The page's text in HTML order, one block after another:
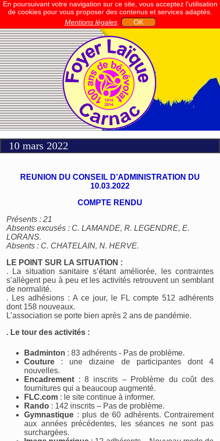
En poursuivant votre navigation sur ce site, vous acceptez l'utilisation
de cookies pour vous proposer des contenus et services adaptés.
Mentions légales. OK
10 mars 2022
REUNION DU CONSEIL D’ADMINISTRATION DU
10.03.2022
COMPTE RENDU
Présents : 21
Absents excusés : C. LAMANDE, R. LEGENDRE, E.
LORANS.
Absents : C. CHATELAIN, N. HERVE.
LE POINT SUR LA SITUATION :
. La situation sanitaire s’étant améliorée, les contraintes
s’allègent peu à peu et les activités retrouvent un semblant
de normalité.
. Les adhésions : A ce jour, le FL compte 512 adhérents
dont 158 nouveaux.
L’association se porte bien après 2 ans de pandémie.
. Le tour des activités :
Badminton : 83 adhérents - Pas de problème.
Couture : une dizaine de participantes dont 4
nouvelles.
Encadrement : 8 inscrits – Problème du coût des
fournitures qui a beaucoup augmenté.
FLC.com : le site continue à informer.
Rando : 142 inscrits – Pas de problème.
Gymnastique : plus de 60 adhérents. Contrairement
aux années précédentes, les séances ne sont pas
surchargées.